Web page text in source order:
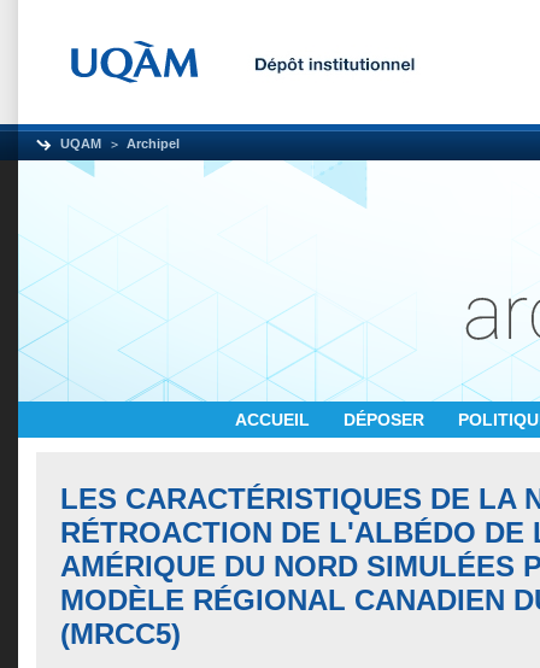
UQAM Archipel
ACCUEIL DÉPOSER
LES CARACTÉRISTIQUES DE LA
RÉTROACTION DE L'ALBÉDO DE
AMÉRIQUE DU NORD SIMULÉES
MODÈLE RÉGIONAL CANADIEN
(MRCC5)